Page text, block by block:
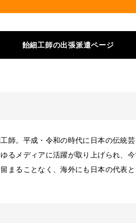
飴細工師の出張派遣ページ
師。平成・令和の時代に日本の伝統
るメディアに活躍が取り上げられ、
まることなく、海外にも日本の代表と